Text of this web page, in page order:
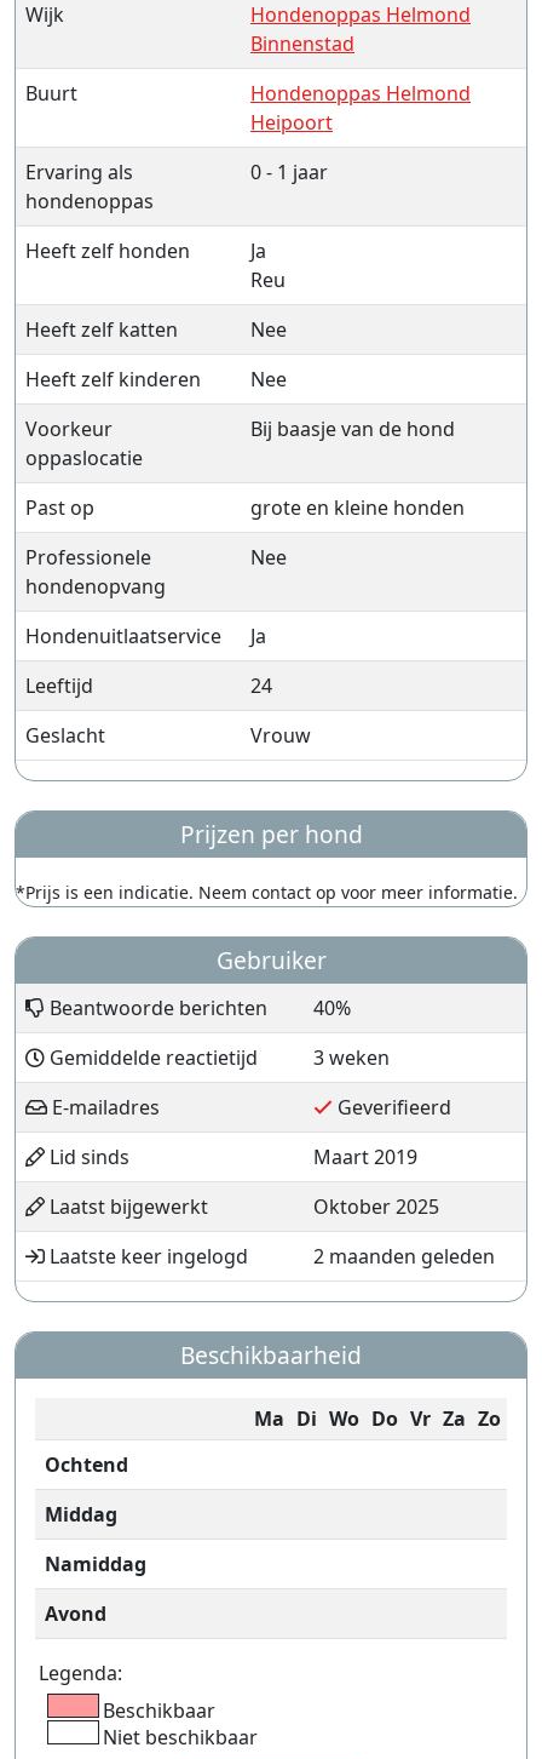
Wijk
Hondenoppas Helmond
Binnenstad
Buurt
Hondenoppas Helmond
Heipoort
Ervaring als
hondenoppas
0 - 1 jaar
Heeft zelf honden
Ja
Reu
Heeft zelf katten
Nee
Heeft zelf kinderen
Nee
Voorkeur
oppaslocatie
Bij baasje van de hond
Past op
grote en kleine honden
Professionele
hondenopvang
Nee
Hondenuitlaatservice
Ja
Leeftijd
24
Geslacht
Vrouw
Prijzen per hond
*Prijs is een indicatie. Neem contact op voor meer informatie.
Gebruiker
Beantwoorde berichten
40%
Gemiddelde reactietijd
3 weken
E-mailadres
Geverifieerd
Lid sinds
Maart 2019
Laatst bijgewerkt
Oktober 2025
Laatste keer ingelogd
2 maanden geleden
Beschikbaarheid
Ma Di Wo Do Vr Za Zo
Ochtend
Middag
Namiddag
Avond
Legenda:
Beschikbaar
Niet beschikbaar